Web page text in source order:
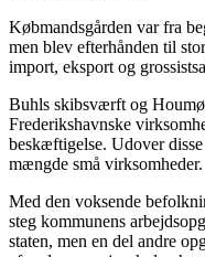
Købmandsgården var fra
men blev efterhånden til
import, eksport og
Buhls skibsværft og
Frederikshavnske
beskæftigelse. Udover
mængde små virksomheder.
Med den voksende
steg kommunens
staten, men en del andre